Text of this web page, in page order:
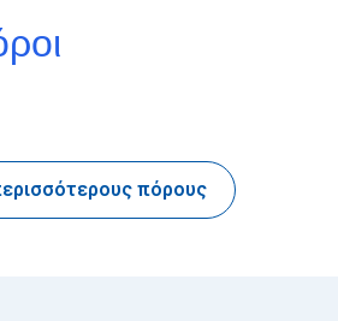
πόρους